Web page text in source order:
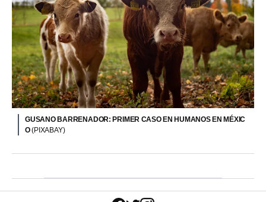
GUSANO BARRENADOR: PRIMER CASO EN HUMANOS EN MÉXIC
O(PIXABAY)